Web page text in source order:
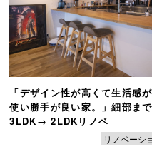
「デザイン性が高くて生活感
使い勝手が良い家。」細部ま
3LDK→ 2LDKリノベ
リノベーシ